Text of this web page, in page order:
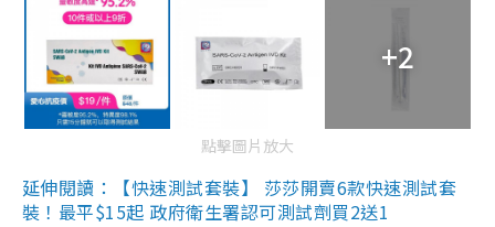
+2
點擊圖片放大
延伸閱讀：【快速測試套裝】 莎莎開賣6款快速測試套
裝！最平$15起 政府衛生署認可測試劑買2送1